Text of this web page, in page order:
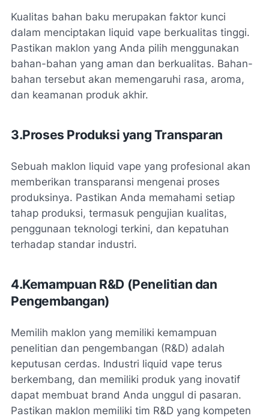
Kualitas bahan baku merupakan faktor kunci
dalam menciptakan liquid vape berkualitas tinggi.
Pastikan maklon yang Anda pilih menggunakan
bahan-bahan yang aman dan berkualitas. Bahan-
bahan tersebut akan memengaruhi rasa, aroma,
dan keamanan produk akhir.
3.Proses Produksi yang Transparan
Sebuah maklon liquid vape yang profesional akan
memberikan transparansi mengenai proses
produksinya. Pastikan Anda memahami setiap
tahap produksi, termasuk pengujian kualitas,
penggunaan teknologi terkini, dan kepatuhan
terhadap standar industri.
4.Kemampuan R&D (Penelitian dan
Pengembangan)
Memilih maklon yang memiliki kemampuan
penelitian dan pengembangan (R&D) adalah
keputusan cerdas. Industri liquid vape terus
berkembang, dan memiliki produk yang inovatif
dapat membuat brand Anda unggul di pasaran.
Pastikan maklon memiliki tim R&D yang kompeten